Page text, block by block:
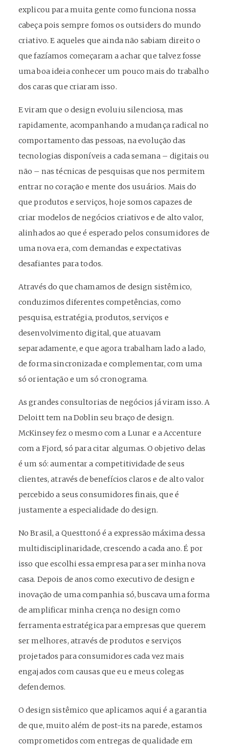
explicou para muita gente como funciona nossa
cabeça pois sempre fomos os outsiders do mundo
criativo. E aqueles que ainda não sabiam direito o
que fazíamos começaram a achar que talvez fosse
uma boa ideia conhecer um pouco mais do trabalho
dos caras que criaram isso.
E viram que o design evoluiu silenciosa, mas
rapidamente, acompanhando a mudança radical no
comportamento das pessoas, na evolução das
tecnologias disponíveis a cada semana – digitais ou
não – nas técnicas de pesquisas que nos permitem
entrar no coração e mente dos usuários. Mais do
que produtos e serviços, hoje somos capazes de
criar modelos de negócios criativos e de alto valor,
alinhados ao que é esperado pelos consumidores de
uma nova era, com demandas e expectativas
desafiantes para todos.
Através do que chamamos de design sistêmico,
conduzimos diferentes competências, como
pesquisa, estratégia, produtos, serviços e
desenvolvimento digital, que atuavam
separadamente, e que agora trabalham lado a lado,
de forma sincronizada e complementar, com uma
só orientação e um só cronograma.
As grandes consultorias de negócios já viram isso. A
Deloitt tem na Doblin seu braço de design.
McKinsey fez o mesmo com a Lunar e a Accenture
com a Fjord, só para citar algumas. O objetivo delas
é um só: aumentar a competitividade de seus
clientes, através de benefícios claros e de alto valor
percebido a seus consumidores finais, que é
justamente a especialidade do design.
No Brasil, a Questtonó é a expressão máxima dessa
multidisciplinaridade, crescendo a cada ano. É por
isso que escolhi essa empresa para ser minha nova
casa. Depois de anos como executivo de design e
inovação de uma companhia só, buscava uma forma
de amplificar minha crença no design como
ferramenta estratégica para empresas que querem
ser melhores, através de produtos e serviços
projetados para consumidores cada vez mais
engajados com causas que eu e meus colegas
defendemos.
O design sistêmico que aplicamos aqui é a garantia
de que, muito além de post-its na parede, estamos
comprometidos com entregas de qualidade em